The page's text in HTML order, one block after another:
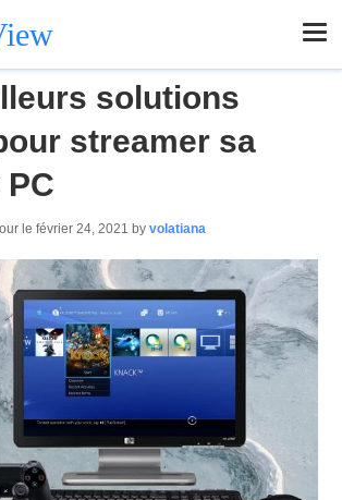
solutions
streamer sa
PC
lefévrier 24, 2021 byvolatiana